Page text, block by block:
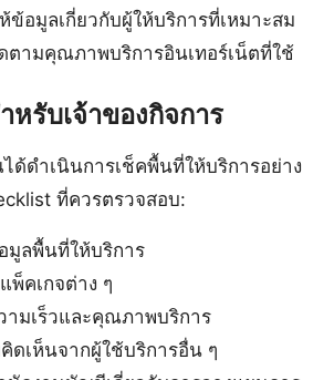
ข้อมูลเกี่ยวกับผู้ให้บริการที่เหมาะสม
ตามคุณภาพบริการอินเทอร์เน็ตที่ใช้
รับเจ้าของกิจการ
ด้ดำเนินการเช็คพื้นที่ให้บริการอย่าง
ที่ควรตรวจสอบ:
มูลพื้นที่ให้บริการ
พ็คเกจต่าง ๆ
ามเร็วและคุณภาพบริการ
ดเห็นจากผู้ใช้บริการอื่น ๆ